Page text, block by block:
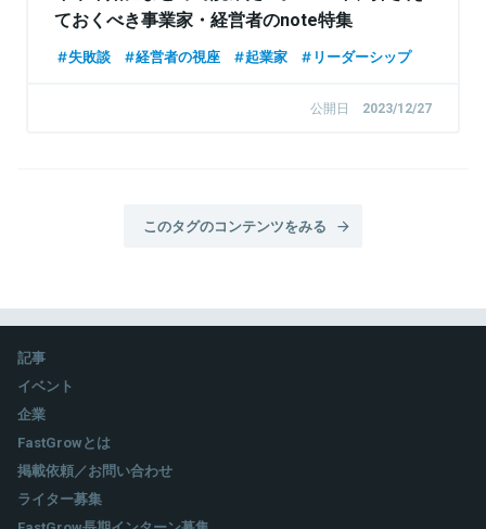
ておくべき事業家・経営者のnote特集
失敗談 経営者の視座 起業家 リーダーシップ
公開日 2023/12/27
このタグのコンテンツをみる
記事
イベント
企業
FastGrowとは
掲載依頼／お問い合わせ
ライター募集